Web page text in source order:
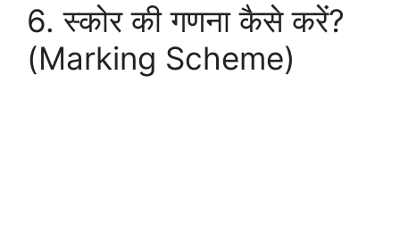
6. स्कोर की गणना कैसे करें?
(Marking Scheme)